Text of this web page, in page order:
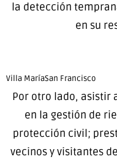
la detección
en su
Villa MaríaSan Francisco
Por otro lado, asistir
en la gestión de
protección civil;
vecinos y visitantes